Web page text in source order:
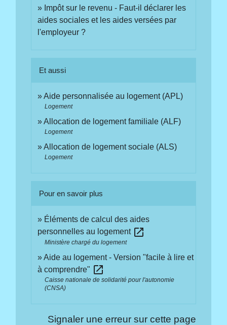
Impôt sur le revenu - Faut-il déclarer les
aides sociales et les aides versées par
l'employeur ?
Et aussi
Aide personnalisée au logement (APL)
Logement
Allocation de logement familiale (ALF)
Logement
Allocation de logement sociale (ALS)
Logement
Pour en savoir plus
Éléments de calcul des aides
personnelles au logement open_in_new
Ministère chargé du logement
Aide au logement - Version "facile à lire et
à comprendre" open_in_new
Caisse nationale de solidarité pour l'autonomie
(CNSA)
Signaler une erreur sur cette page